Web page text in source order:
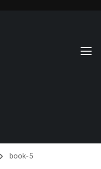
book-5